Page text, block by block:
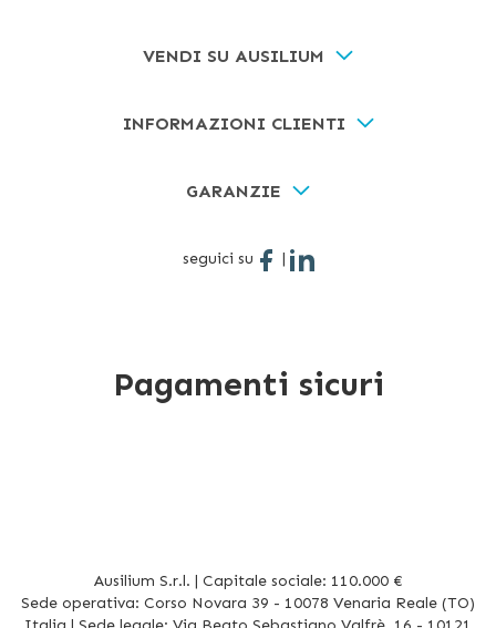
VENDI SU AUSILIUM
INFORMAZIONI CLIENTI
GARANZIE
seguici su |
Pagamenti sicuri
Ausilium S.r.l. | Capitale sociale: 110.000 €
Sede operativa: Corso Novara 39 - 10078 Venaria Reale (TO)